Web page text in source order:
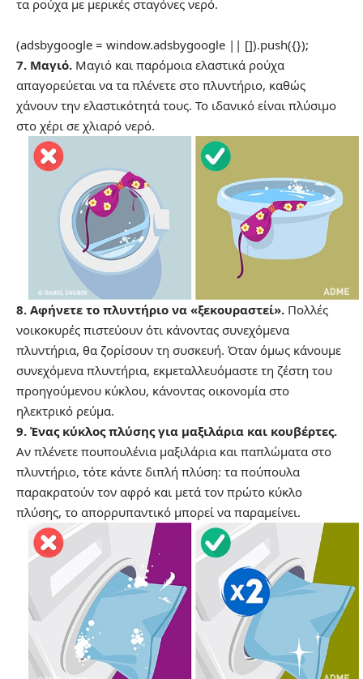
τα ρούχα με μερικές σταγόνες νερό.
(adsbygoogle = window.adsbygoogle || []).push({});
7. Μαγιό. Μαγιό και παρόμοια ελαστικά ρούχα
απαγορεύεται να τα πλένετε στο πλυντήριο, καθώς
χάνουν την ελαστικότητά τους. Το ιδανικό είναι πλύσιμο
στο χέρι σε χλιαρό νερό.
8. Αφήνετε το πλυντήριο να «ξεκουραστεί». Πολλές
νοικοκυρές πιστεύουν ότι κάνοντας συνεχόμενα
πλυντήρια, θα ζορίσουν τη συσκευή. Όταν όμως κάνουμε
συνεχόμενα πλυντήρια, εκμεταλλευόμαστε τη ζέστη του
προηγούμενου κύκλου, κάνοντας οικονομία στο
ηλεκτρικό ρεύμα.
9. Ένας κύκλος πλύσης για μαξιλάρια και κουβέρτες.
Αν πλένετε πουπουλένια μαξιλάρια και παπλώματα στο
πλυντήριο, τότε κάντε διπλή πλύση: τα πούπουλα
παρακρατούν τον αφρό και μετά τον πρώτο κύκλο
πλύσης, το απορρυπαντικό μπορεί να παραμείνει.